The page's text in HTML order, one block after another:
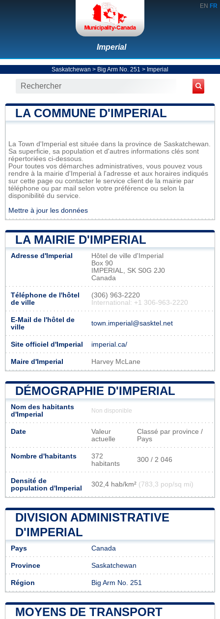
EN FR
Imperial
Saskatchewan > Big Arm No. 251 > Imperial
LA COMMUNE D'IMPERIAL
La Town d'Imperial est située dans la province de Saskatchewan.
Sa superficie, sa population et d'autres informations clés sont
répertoriées ci-dessous.
Pour toutes vos démarches administratives, vous pouvez vous
rendre à la mairie d'Imperial à l'adresse et aux horaires indiqués
sur cette page ou contacter le service client de la mairie par
téléphone ou par mail selon votre préférence ou selon la
disponibilité du service.
Mettre à jour les données
LA MAIRIE D'IMPERIAL
Adresse d'Imperial
Hôtel de ville d'Imperial
Box 90
IMPERIAL, SK S0G 2J0
Canada
Téléphone de l'hôtel
de ville
(306) 963-2220
International: +1 306-963-2220
E-Mail de l'hôtel de
ville
town.imperial@sasktel.net
Site officiel d'Imperial imperial.ca/
Maire d'Imperial Harvey McLane
DÉMOGRAPHIE D'IMPERIAL
Nom des habitants
d'Imperial
Non disponible
Date
Valeur
actuelle
Classé par province /
Pays
Nombre d'habitants
372
habitants
300 / 2 046
Densité de
population d'Imperial
302,4 hab/km² (783,3 pop/sq mi)
DIVISION ADMINISTRATIVE
D'IMPERIAL
Pays Canada
Province Saskatchewan
Région Big Arm No. 251
MOYENS DE TRANSPORT